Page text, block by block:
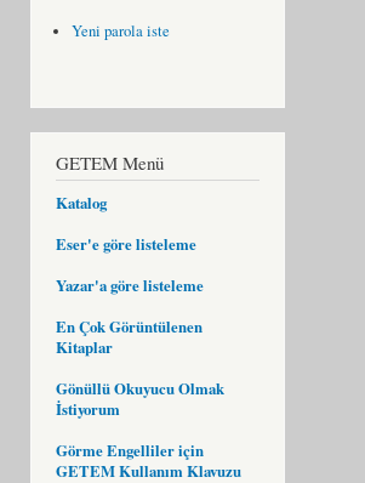
Yeni parola iste
GETEM Menü
Katalog
Eser'e göre listeleme
Yazar'a göre listeleme
En Çok Görüntülenen
Kitaplar
Gönüllü Okuyucu Olmak
İstiyorum
Görme Engelliler için
GETEM Kullanım Klavuzu